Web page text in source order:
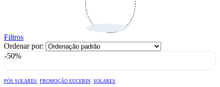
Filtros
Ordenar por:
-50%
PÓS SOLARES PROMOÇÃO EUCERIN SOLARES